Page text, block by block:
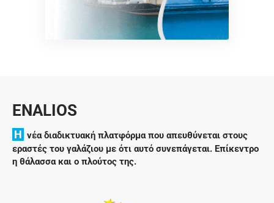
ENALIOS
H νέα διαδικτυακή πλατφόρμα που απευθύνεται στους
εραστές του γαλάζιου με ότι αυτό συνεπάγεται. Επίκεντρο
η θάλασσα και ο πλούτος της.